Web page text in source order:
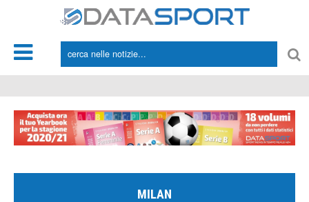
MILAN